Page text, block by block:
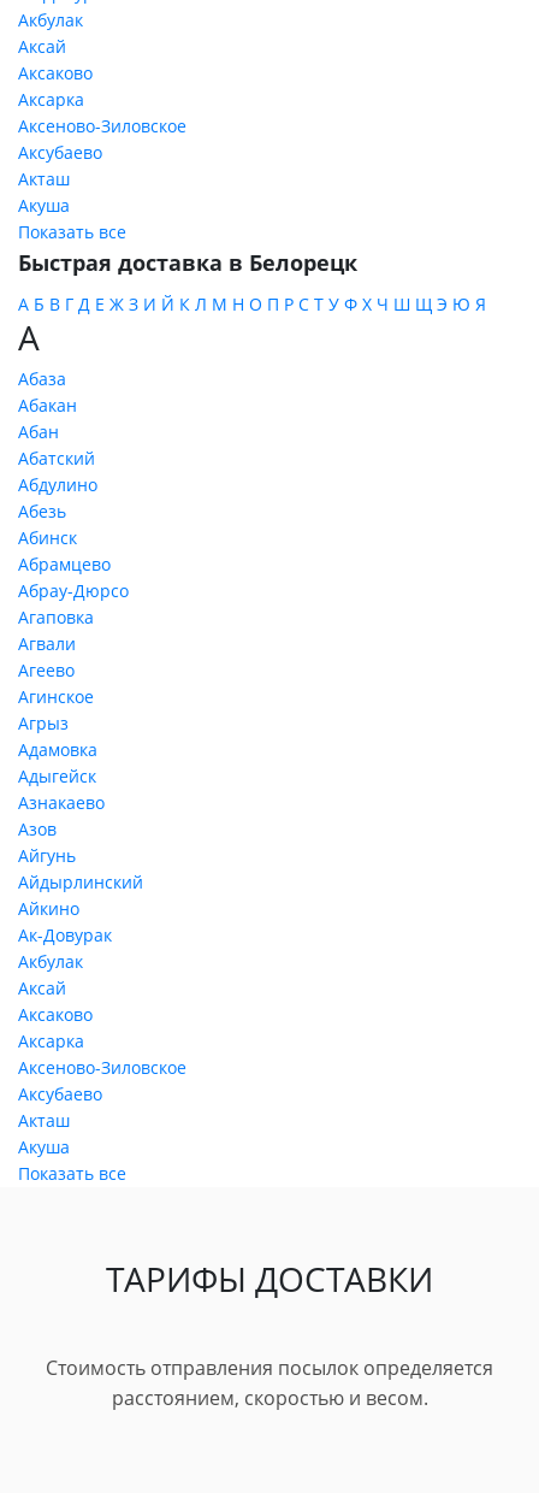
Акбулак
Аксай
Аксаково
Аксарка
Аксеново-Зиловское
Аксубаево
Акташ
Акуша
Показать все
Быстрая доставка в Белорецк
А Б В Г Д Е Ж З И Й К Л М Н О П Р С Т У Ф Х Ч Ш Щ Э Ю Я
А
Абаза
Абакан
Абан
Абатский
Абдулино
Абезь
Абинск
Абрамцево
Абрау-Дюрсо
Агаповка
Агвали
Агеево
Агинское
Агрыз
Адамовка
Адыгейск
Азнакаево
Азов
Айгунь
Айдырлинский
Айкино
Ак-Довурак
Акбулак
Аксай
Аксаково
Аксарка
Аксеново-Зиловское
Аксубаево
Акташ
Акуша
Показать все
ТАРИФЫ ДОСТАВКИ
Стоимость отправления посылок определяется
расстоянием, скоростью и весом.